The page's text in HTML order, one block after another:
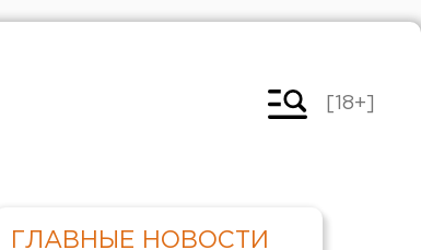
[18+]
ГЛАВНЫЕ НОВОСТИ